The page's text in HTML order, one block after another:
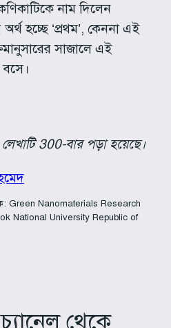
নাম দিলেন
হচ্ছে ‘প্রথম’, কেননা এই
সাজালে এই
বসে।
লেখাটি 300-বার পড়া হয়েছে।
Green Nanomaterials Research
National University Republic of
থেকে